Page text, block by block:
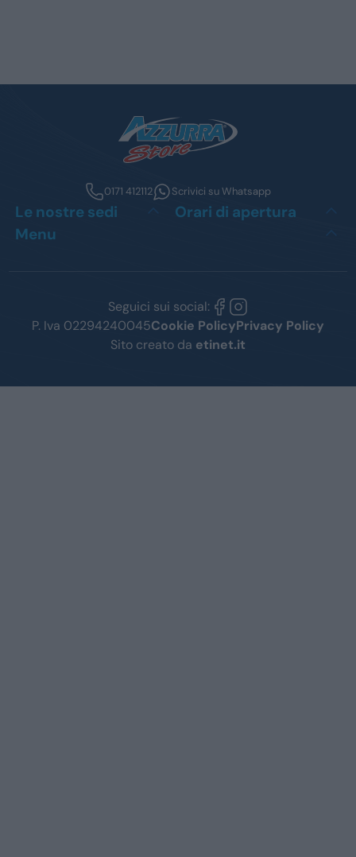
0171 412112 Scrivici su Whatsapp
Le nostre sedi
Orari di apertura
Menu
Seguici sui social:
P. Iva 02294240045Cookie PolicyPrivacy Policy
Sito creato da etinet.it